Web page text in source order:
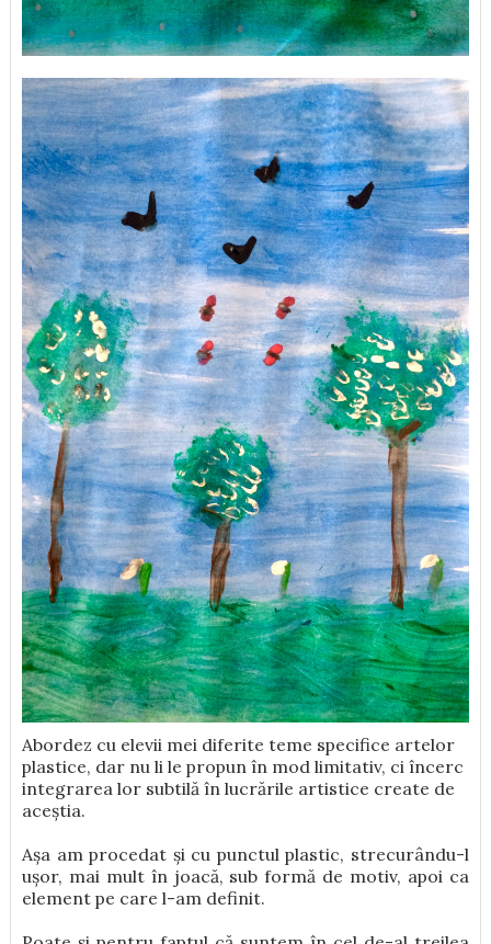
Abordez cu elevii mei diferite teme specifice artelor
plastice, dar nu li le propun în mod limitativ, ci încerc
integrarea lor subtilă în lucrările artistice create de
aceștia.
Așa am procedat și cu punctul plastic, strecurându-l
ușor, mai mult în joacă, sub formă de motiv, apoi ca
element pe care l-am definit.